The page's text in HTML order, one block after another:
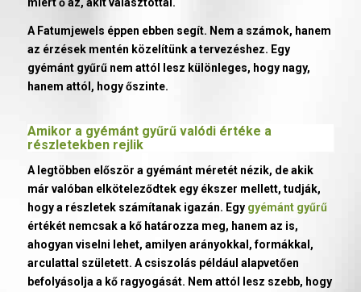
A Fatumjewels éppen ebben segít. Nem a számok, hanem
az érzések mentén közelítünk a tervezéshez. Egy
gyémánt gyűrű nem attól lesz különleges, hogy nagy,
hanem attól, hogy őszinte.
Amikor a gyémánt gyűrűvalódi értéke a
részletekben rejlik
A legtöbben először a gyémánt méretét nézik, de akik
már valóban elköteleződtek egy ékszer mellett, tudják,
hogy a részletek számítanak igazán. Egy gyémánt gyűrű
értékét nemcsak a kő határozza meg, hanem az is,
ahogyan viselni lehet, amilyen arányokkal, formákkal,
arculattal született. A csiszolás például alapvetően
befolyásolja a kő ragyogását. Nem attól lesz szebb, hogy